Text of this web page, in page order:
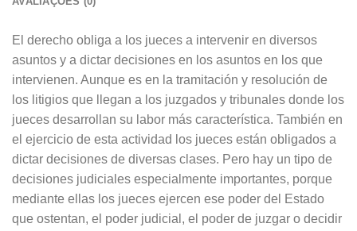
El derecho obliga a los jueces a intervenir en diversos
asuntos y a dictar decisiones en los asuntos en los que
intervienen. Aunque es en la tramitación y resolución de
los litigios que llegan a los juzgados y tribunales donde los
jueces desarrollan su labor más característica. También en
el ejercicio de esta actividad los jueces están obligados a
dictar decisiones de diversas clases. Pero hay un tipo de
decisiones judiciales especialmente importantes, porque
mediante ellas los jueces ejercen ese poder del Estado
que ostentan, el poder judicial, el poder de juzgar o decidir